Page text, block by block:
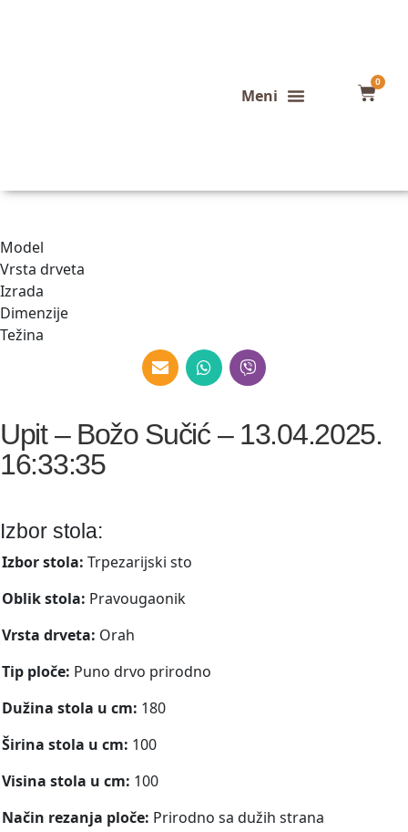
0
Model
Vrsta drveta
Izrada
Dimenzije
Težina
Upit – Božo Sučić – 13.04.2025.
16:33:35
Izbor stola:
Izbor stola: Trpezarijski sto
Oblik stola: Pravougaonik
Vrsta drveta: Orah
Tip ploče: Puno drvo prirodno
Dužina stola u cm: 180
Širina stola u cm: 100
Visina stola u cm: 100
Način rezanja ploče: Prirodno sa dužih strana